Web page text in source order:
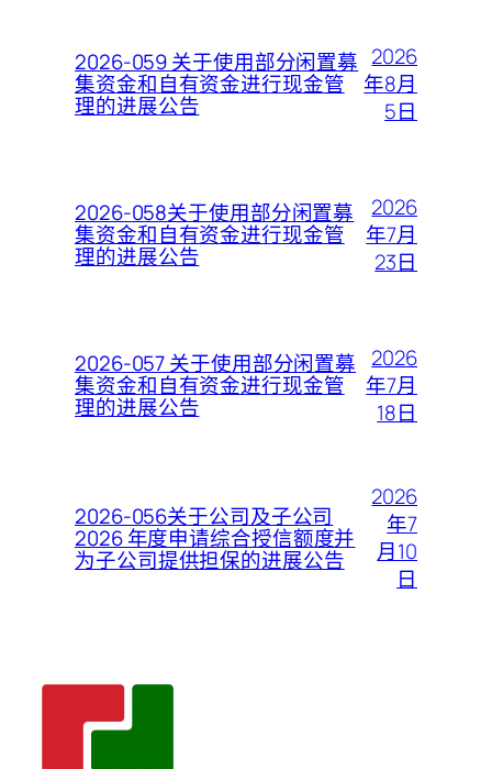
2026-059 关于使用部分闲置募
集资金和自有资金进行现金管
理的进展公告
2026
年8月
5日
2026-058关于使用部分闲置募
集资金和自有资金进行现金管
理的进展公告
2026
年7月
23日
2026-057 关于使用部分闲置募
集资金和自有资金进行现金管
理的进展公告
2026
年7月
18日
2026-056关于公司及子公司
2026 年度申请综合授信额度并
为子公司提供担保的进展公告
2026
年7
月10
日